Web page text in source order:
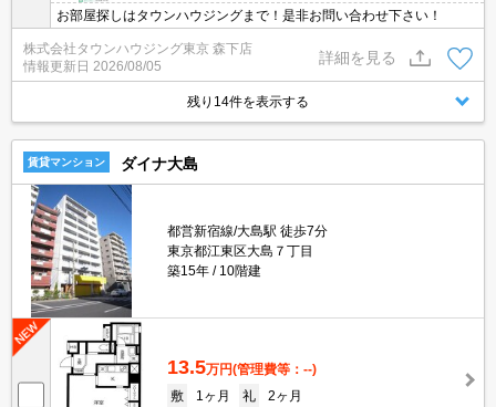
お部屋探しはタウンハウジングまで！是非お問い合わせ下さい！
株式会社タウンハウジング東京 森下店
情報更新日 2026/08/05
詳細を見る
残り14件を表示する
賃貸マンション ダイナ大島
都営新宿線/大島駅 徒歩7分
東京都江東区大島７丁目
築15年
10階建
13.5万円(管理費等：--)
敷
1ヶ月 礼
2ヶ月